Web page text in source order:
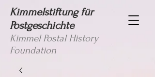
Kimmelstiftung für
Postgeschichte
Kimmel Postal History
Foundation